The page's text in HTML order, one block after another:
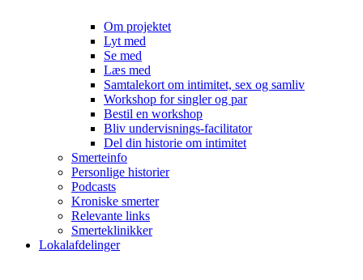
Om projektet
Lyt med
Se med
Læs med
Samtalekort om intimitet, sex og samliv
Workshop for singler og par
Bestil en workshop
Bliv undervisnings-facilitator
Del din historie om intimitet
Smerteinfo
Personlige historier
Podcasts
Kroniske smerter
Relevante links
Smerteklinikker
Lokalafdelinger